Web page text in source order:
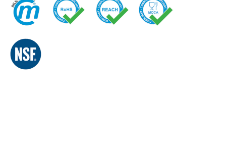
快换接头
多路接头
喷雾
交通
液压
EN IT DE